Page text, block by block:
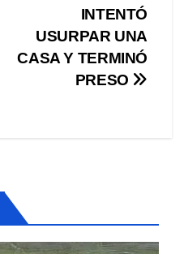
INTENTÓ
USURPAR UNA
CASA Y TERMINÓ
PRESO